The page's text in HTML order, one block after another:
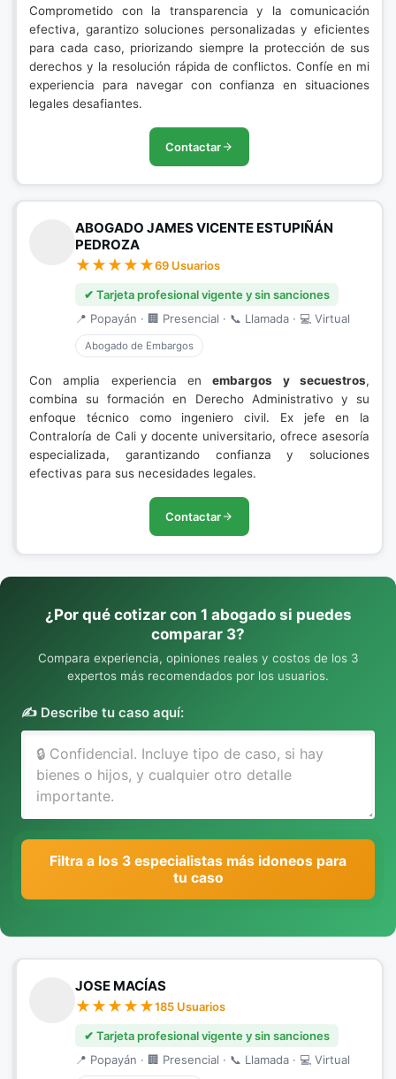
Comprometido con la transparencia y la comunicación
efectiva, garantizo soluciones personalizadas y eficientes
para cada caso, priorizando siempre la protección de sus
derechos y la resolución rápida de conflictos. Confíe en mi
experiencia para navegar con confianza en situaciones
legales desafiantes.
Contactar
ABOGADO JAMES VICENTE ESTUPIÑÁN
PEDROZA
69 Usuarios
✔ Tarjeta profesional vigente y sin sanciones
📍 Popayán · 🏢 Presencial · 📞 Llamada · 💻 Virtual
Abogado de Embargos
Con amplia experiencia enembargos y secuestros,
combina su formación en Derecho Administrativo y su
enfoque técnico como ingeniero civil. Ex jefe en la
Contraloría de Cali y docente universitario, ofrece asesoría
especializada, garantizando confianza y soluciones
efectivas para sus necesidades legales.
Contactar
¿Por qué cotizar con 1 abogado si puedes
comparar 3?
Compara experiencia, opiniones reales y costos de los 3
expertos más recomendados por los usuarios.
✍️ Describe tu caso aquí:
Filtra a los 3 especialistas más idoneos para
tu caso
JOSE MACÍAS
185 Usuarios
✔ Tarjeta profesional vigente y sin sanciones
📍 Popayán · 🏢 Presencial · 📞 Llamada · 💻 Virtual